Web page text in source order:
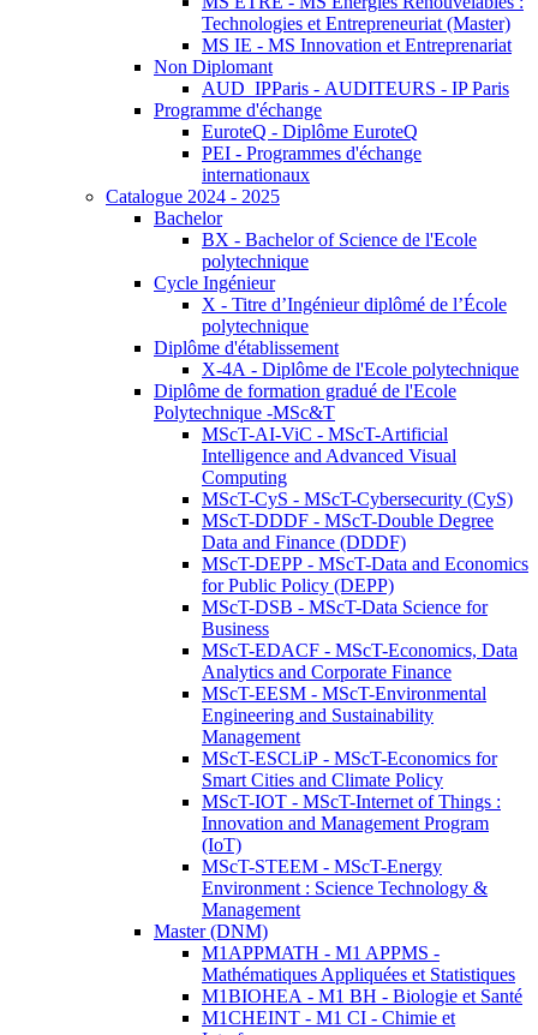
Technologies et Entrepreneuriat (Master)
MS IE - MS Innovation et Entreprenariat
Non Diplomant
AUD_IPParis - AUDITEURS - IP Paris
Programme d'échange
EuroteQ - Diplôme EuroteQ
PEI - Programmes d'échange
internationaux
Catalogue 2024 - 2025
Bachelor
BX - Bachelor of Science de l'Ecole
polytechnique
Cycle Ingénieur
X - Titre d’Ingénieur diplômé de l’École
polytechnique
Diplôme d'établissement
X-4A - Diplôme de l'Ecole polytechnique
Diplôme de formation gradué de l'Ecole
Polytechnique -MSc&T
MScT-AI-ViC - MScT-Artificial
Intelligence and Advanced Visual
Computing
MScT-CyS - MScT-Cybersecurity (CyS)
MScT-DDDF - MScT-Double Degree
Data and Finance (DDDF)
MScT-DEPP - MScT-Data and Economics
for Public Policy (DEPP)
MScT-DSB - MScT-Data Science for
Business
MScT-EDACF - MScT-Economics, Data
Analytics and Corporate Finance
MScT-EESM - MScT-Environmental
Engineering and Sustainability
Management
MScT-ESCLiP - MScT-Economics for
Smart Cities and Climate Policy
MScT-IOT - MScT-Internet of Things :
Innovation and Management Program
(IoT)
MScT-STEEM - MScT-Energy
Environment : Science Technology &
Management
Master (DNM)
M1APPMATH - M1 APPMS -
Mathématiques Appliquées et Statistiques
M1BIOHEA - M1 BH - Biologie et Santé
M1CHEINT - M1 CI - Chimie et